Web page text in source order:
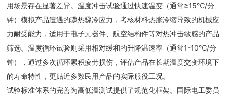
用场景存在显著差异。温度冲击试验通过快速温变（通常≥15℃/分
钟）模拟产品遭遇的骤热骤冷应力，考核材料热胀冷缩导致的机械应
力耐受能力，适用于电子元器件、航空结构件等对热冲击敏感的产品
筛选。温度循环试验则采用相对缓和的升降温速率（通常1-10℃/分
钟），通过多次循环累积疲劳损伤，评估产品在长期温度交变环境下
的寿命特性，更贴近多数民用产品的实际服役工况。
试验标准体系的完善为高低温测试提供了规范化框架。国际电工委员